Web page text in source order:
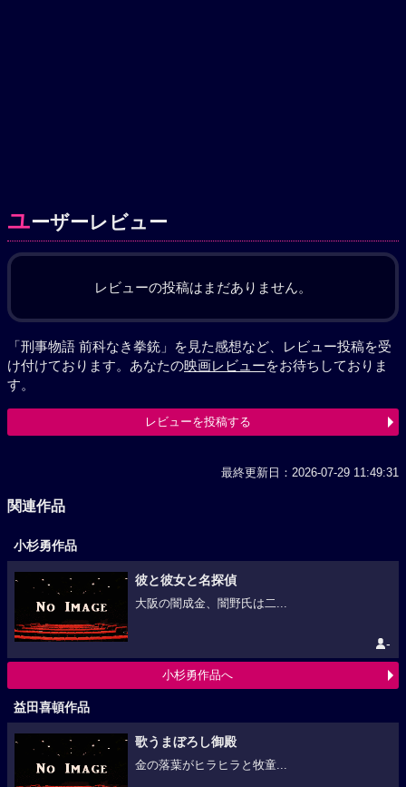
ユーザーレビュー
レビューの投稿はまだありません。
「刑事物語 前科なき拳銃」を見た感想など、レビュー投稿を受
け付けております。あなたの映画レビューをお待ちしておりま
す。
レビューを投稿する
最終更新日：2026-07-29 11:49:31
関連作品
小杉勇作品
彼と彼女と名探偵
大阪の闇成金、闇野氏は二...
-
小杉勇作品へ
益田喜頓作品
歌うまぼろし御殿
金の落葉がヒラヒラと牧童...